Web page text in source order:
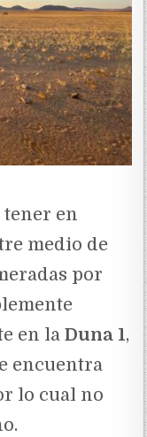
tener en
medio de
por
en laDuna 1,
encuentra
lo cual no